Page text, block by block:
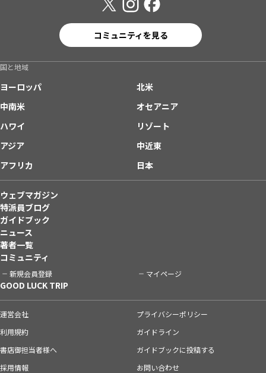
コミュニティを見る
国と地域
ヨーロッパ
北米
中南米
オセアニア
ハワイ
リゾート
アジア
中近東
アフリカ
日本
ウェブマガジン
特派員ブログ
ガイドブック
ニュース
著者一覧
コミュニティ
新規会員登録 マイページ
GOOD LUCK TRIP
運営会社
プライバシーポリシー
利用規約
ガイドライン
書店御担当者様へ
ガイドブックに投稿する
採用情報
お問い合わせ